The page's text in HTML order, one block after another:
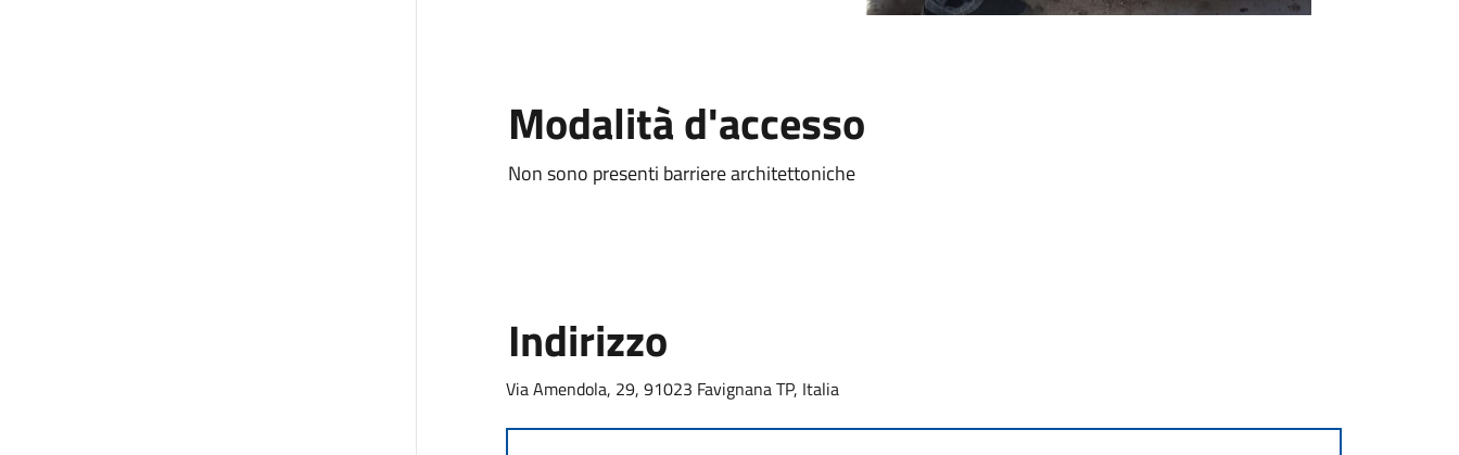
Modalità d'accesso
Non sono presenti barriere architettoniche
Indirizzo
Via Amendola, 29, 91023 Favignana TP, Italia